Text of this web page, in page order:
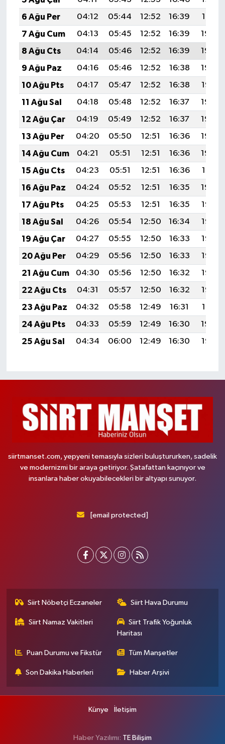
6 Ağu Per
04:12 05:44 12:52 16:39
19:51
7 Ağu Cum
04:13 05:45 12:52 16:39
19:50
8 Ağu Cts
04:14 05:46 12:52 16:39
19:49
9 Ağu Paz
04:16 05:46 12:52 16:38
19:48
10 Ağu Pts
04:17 05:47 12:52 16:38
19:47
11 Ağu Sal
04:18 05:48 12:52 16:37
19:46
12 Ağu Çar
04:19 05:49 12:52 16:37
19:44
13 Ağu Per
04:20 05:50 12:51 16:36
19:43
14 Ağu Cum
04:21 05:51 12:51 16:36
19:42
15 Ağu Cts
04:23 05:51 12:51 16:36
19:41
16 Ağu Paz
04:24 05:52 12:51 16:35
19:40
17 Ağu Pts
04:25 05:53 12:51 16:35
19:38
18 Ağu Sal
04:26 05:54 12:50 16:34
19:37
19 Ağu Çar
04:27 05:55 12:50 16:33
19:36
20 Ağu Per
04:29 05:56 12:50 16:33
19:35
21 Ağu Cum
04:30 05:56 12:50 16:32
19:33
22 Ağu Cts
04:31 05:57 12:50 16:32
19:32
23 Ağu Paz
04:32 05:58 12:49 16:31
19:31
24 Ağu Pts
04:33 05:59 12:49 16:30
19:29
25 Ağu Sal
04:34 06:00 12:49 16:30 19:28
siirtmanset.com, yepyeni temasıyla sizleri buluştururken, sadelik
ve modernizmi bir araya getiriyor. Şatafattan kaçınıyor ve
insanlara haber okuyabilecekleri bir altyapı sunuyor.
[email protected]
Siirt Nöbetçi Eczaneler Siirt Hava Durumu
Siirt Namaz Vakitleri
Siirt Trafik Yoğunluk
Haritası
Puan Durumu ve Fikstür Tüm Manşetler
Son Dakika Haberleri Haber Arşivi
Künye İletişim
Haber Yazılımı: TE Bilişim